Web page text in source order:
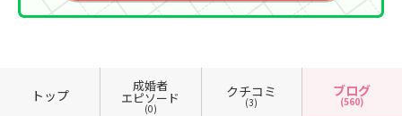
トップ
成婚者
エピソード
(0)
クチコミ
(3)
ブログ
(560)